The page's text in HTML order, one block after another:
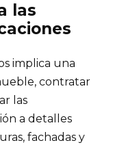
las
implica una
contratar
las
a detalles
fachadas y